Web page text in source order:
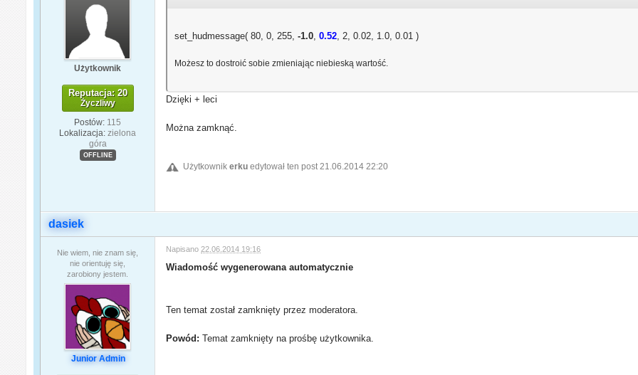
Użytkownik
Reputacja: 20
Życzliwy
Postów: 115
Lokalizacja: zielona
góra
OFFLINE
set_hudmessage( 80, 0, 255,-1.0 0.52 , 2, 0.02, 1.0, 0.01 )
Możesz to dostroić sobie zmieniając niebieską wartość.
Dzięki + leci
Można zamknąć.
Użytkownikerku edytował ten post 21.06.2014 22:20
dasiek
Nie wiem, nie znam się,
nie orientuję się,
zarobiony jestem.
Junior Admin
Napisano 22.06.2014 19:16
Wiadomość wygenerowana automatycznie
Ten temat został zamknięty przez moderatora.
Powód: Temat zamknięty na prośbę użytkownika.